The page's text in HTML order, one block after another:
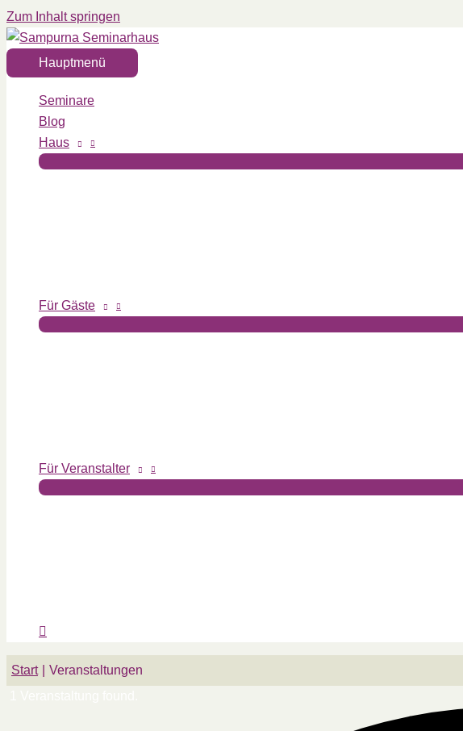
Zum Inhalt springen
Hauptmenü
Seminare
Blog
Haus
Für Gäste
Für Veranstalter
Start
Veranstaltungen